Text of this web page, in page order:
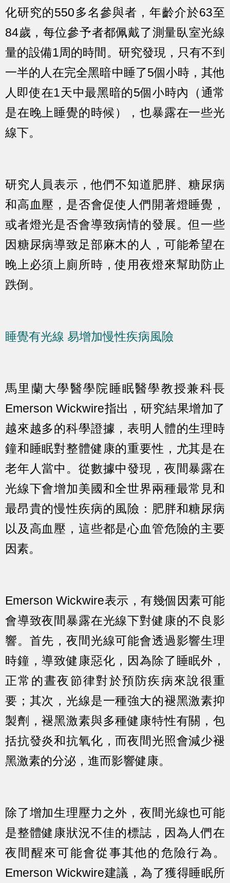
化研究的550多名參與者，年齡介於63至
84歲，每位參予者都佩戴了測量臥室光線
量的設備1周的時間。研究發現，只有不到
一半的人在完全黑暗中睡了5個小時，其他
人即使在1天中最黑暗的5個小時內（通常
是在晚上睡覺的時候），也暴露在一些光
線下。
研究人員表示，他們不知道肥胖、糖尿病
和高血壓，是否會促使人們開著燈睡覺，
或者燈光是否會導致病情的發展。但一些
因糖尿病導致足部麻木的人，可能希望在
晚上必須上廁所時，使用夜燈來幫助防止
跌倒。
睡覺有光線 易增加慢性疾病風險
馬里蘭大學醫學院睡眠醫學教授兼科長
Emerson Wickwire指出，研究結果增加了
越來越多的科學證據，表明人體的生理時
鐘和睡眠對整體健康的重要性，尤其是在
老年人當中。從數據中發現，夜間暴露在
光線下會增加美國和全世界兩種最常見和
最昂貴的慢性疾病的風險：肥胖和糖尿病
以及高血壓，這些都是心血管危險的主要
因素。
Emerson Wickwire表示，有幾個因素可能
會導致夜間暴露在光線下對健康的不良影
響。首先，夜間光線可能會透過影響生理
時鐘，導致健康惡化，因為除了睡眠外，
正常的晝夜節律對於預防疾病來說很重
要；其次，光線是一種強大的褪黑激素抑
製劑，褪黑激素與多種健康特性有關，包
括抗發炎和抗氧化，而夜間光照會減少褪
黑激素的分泌，進而影響健康。
除了增加生理壓力之外，夜間光線也可能
是整體健康狀況不佳的標誌，因為人們在
夜間醒來可能會從事其他的危險行為。
Emerson Wickwire建議，為了獲得睡眠所